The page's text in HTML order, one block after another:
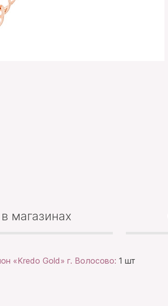
магазинах
«Kredo Gold» г. Волосово: 1 шт